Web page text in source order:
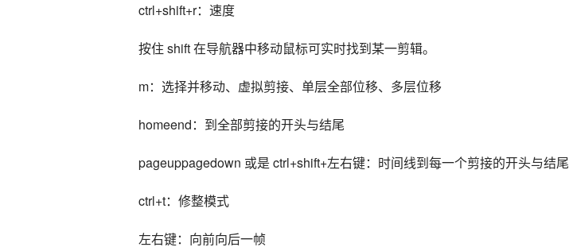
ctrl+shift+r：速度
按住 shift 在导航器中移动鼠标可实时找到某一剪辑。
m：选择并移动、虚拟剪接、单层全部位移、多层位移
homeend：到全部剪接的开头与结尾
pageuppagedown 或是 ctrl+shift+左右键：时间线到每一个剪接的开头与结尾
ctrl+t：修整模式
左右键：向前向后一帧